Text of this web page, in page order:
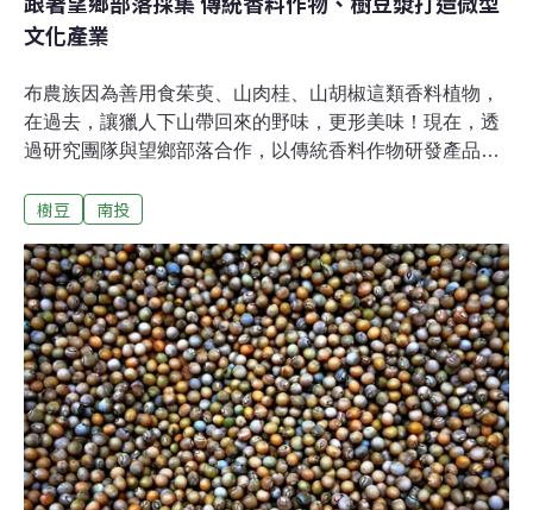
文化產業
布農族因為善用食茱萸、山肉桂、山胡椒這類香料植物，
在過去，讓獵人下山帶回來的野味，更形美味！現在，透
過研究團隊與望鄉部落合作，以傳統香料作物研發產品，
產業的過程更具主體性。採集林業不傷林木 望鄉香料作物
局計畫支持下，由台大實驗林管處、高雄餐飲大學、林試
所及布農望鄉部落共同合作，在林試所植物園組研究團隊
三年陪伴下，繼挖掘布農豆類保種智慧，更進一步利用部
落長期與山林相處的智慧、並因此保育的里山資本，開啟
為部落量身打造的產業契機。各個民族都有精彩的利用植
物增添食物美味的智慧，而長期與山林共生的布農族，為
了去除野生動物腥味，十分豪氣地將大把的Tana（食茱
萸，音似：打那）、Qaimus（山肉桂）、Maqav（山胡
椒）丟進去煮；現在則透過烹調專家，發展成細緻的香料
樹豆 南投